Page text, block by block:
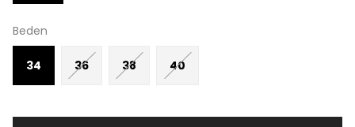
Beden
34 36 38 40